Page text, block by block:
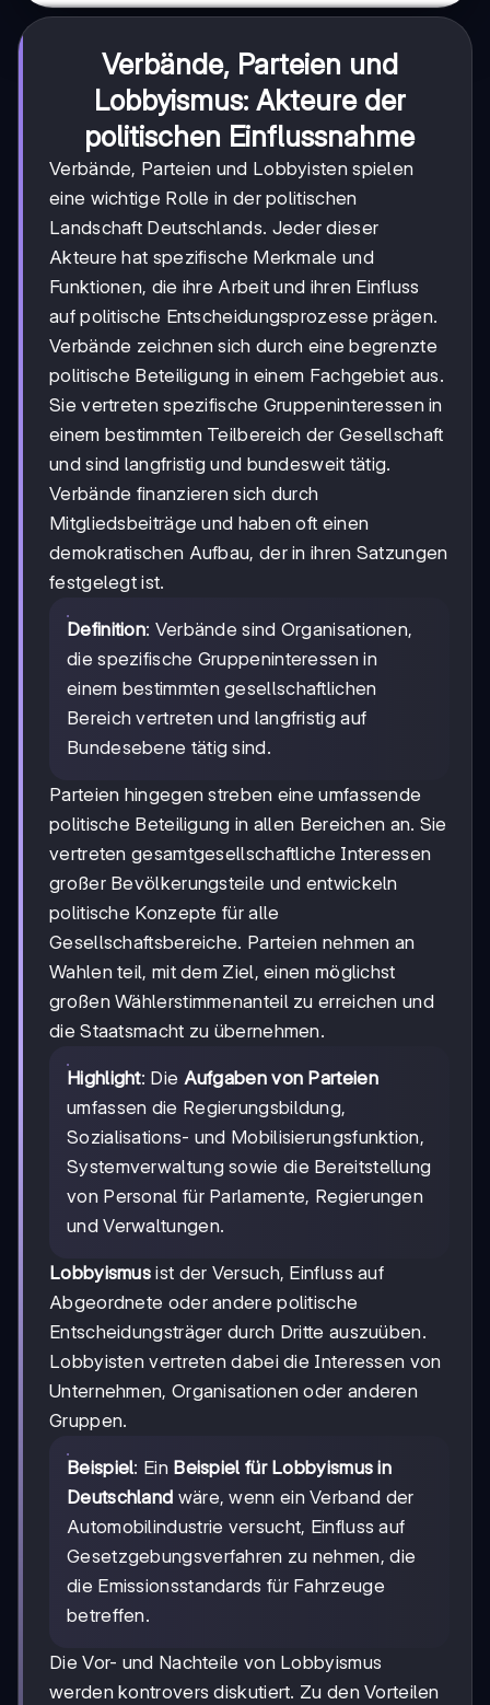
Verbände, Parteien und
Lobbyismus: Akteure der
politischen Einflussnahme
Verbände, Parteien und Lobbyisten spielen
eine wichtige Rolle in der politischen
Landschaft Deutschlands. Jeder dieser
Akteure hat spezifische Merkmale und
Funktionen, die ihre Arbeit und ihren Einfluss
auf politische Entscheidungsprozesse prägen.
Verbände zeichnen sich durch eine begrenzte
politische Beteiligung in einem Fachgebiet aus.
Sie vertreten spezifische Gruppeninteressen in
einem bestimmten Teilbereich der Gesellschaft
und sind langfristig und bundesweit tätig.
Verbände finanzieren sich durch
Mitgliedsbeiträge und haben oft einen
demokratischen Aufbau, der in ihren Satzungen
festgelegt ist.
Definition: Verbände sind Organisationen,
die spezifische Gruppeninteressen in
einem bestimmten gesellschaftlichen
Bereich vertreten und langfristig auf
Bundesebene tätig sind.
Parteien hingegen streben eine umfassende
politische Beteiligung in allen Bereichen an. Sie
vertreten gesamtgesellschaftliche Interessen
großer Bevölkerungsteile und entwickeln
politische Konzepte für alle
Gesellschaftsbereiche. Parteien nehmen an
Wahlen teil, mit dem Ziel, einen möglichst
großen Wählerstimmenanteil zu erreichen und
die Staatsmacht zu übernehmen.
Highlight: Die Aufgaben von Parteien
umfassen die Regierungsbildung,
Sozialisations- und Mobilisierungsfunktion,
Systemverwaltung sowie die Bereitstellung
von Personal für Parlamente, Regierungen
und Verwaltungen.
Lobbyismus ist der Versuch, Einfluss auf
Abgeordnete oder andere politische
Entscheidungsträger durch Dritte auszuüben.
Lobbyisten vertreten dabei die Interessen von
Unternehmen, Organisationen oder anderen
Gruppen.
Beispiel: Ein Beispiel für Lobbyismus in
Deutschland wäre, wenn ein Verband der
Automobilindustrie versucht, Einfluss auf
Gesetzgebungsverfahren zu nehmen, die
die Emissionsstandards für Fahrzeuge
betreffen.
Die Vor- und Nachteile von Lobbyismus
werden kontrovers diskutiert. Zu den Vorteilen